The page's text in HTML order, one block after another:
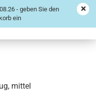
- geben Sie den
ein
mittel